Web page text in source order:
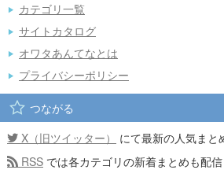
カテゴリ一覧
サイトカタログ
オワタあんてなとは
プライバシーポリシー
つながる
X（旧ツイッター）
にて最新の人気まと
RSS では各カテゴリの新着まとめも配信